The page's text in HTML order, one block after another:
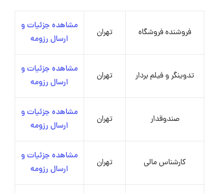
فروشنده فروشگاه تهران
مشاهده جزئیات و
ارسال رزومه
تدوینگر و فیلم بردار تهران
مشاهده جزئیات و
ارسال رزومه
صندوقدار تهران
مشاهده جزئیات و
ارسال رزومه
کارشناس مالی تهران
مشاهده جزئیات و
ارسال رزومه